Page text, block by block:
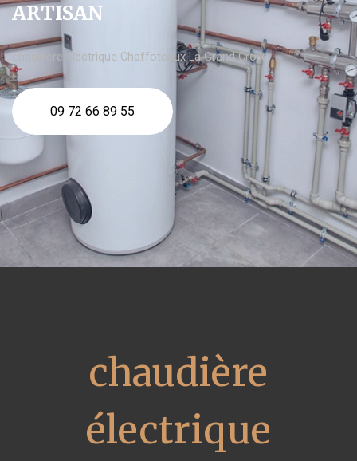
ARTISAN
chaudière électrique Chaffoteaux La Grand Croix
09 72 66 89 55
chaudière
électrique